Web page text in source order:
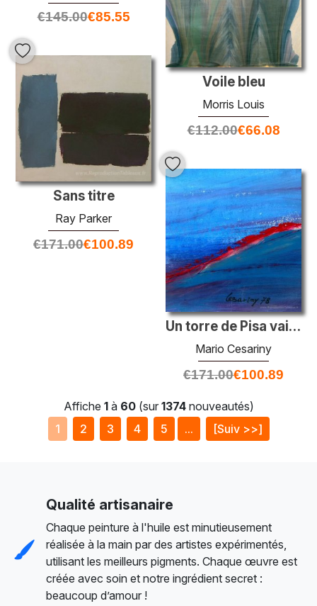
€145.00€85.55
Voile bleu
Morris Louis
€112.00€66.08
Sans titre
Ray Parker
€171.00€100.89
Un torre de Pisa vai cair
Mario Cesariny
€171.00€100.89
Affiche 1à 60(sur 1374nouveautés)
1
2 3 4 5 ... [Suiv >>]
Qualité artisanaire
Chaque peinture à l'huile est minutieusement
réalisée à la main par des artistes expérimentés,
utilisant les meilleurs pigments. Chaque œuvre est
créée avec soin et notre ingrédient secret :
beaucoup d’amour !